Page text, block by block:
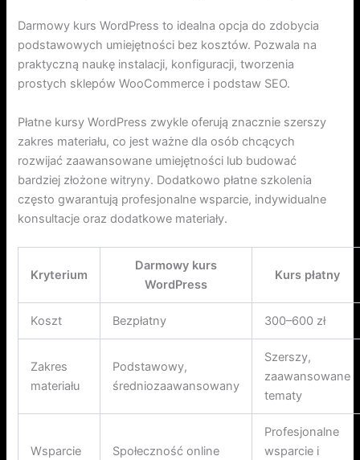
Darmowy kurs WordPress to idealna opcja do zdobycia
podstawowych umiejętności bez kosztów. Pozwala na
praktyczną naukę instalacji, konfiguracji, tworzenia
prostych sklepów WooCommerce i podstaw SEO.
Płatne kursy WordPress zwykle oferują znacznie szerszy
zakres materiału, co jest ważne dla osób chcących
rozwijać zaawansowane umiejętności lub budować
bardziej złożone witryny. Dodatkowo płatne szkolenia
często gwarantują profesjonalne wsparcie, indywidualne
konsultacje oraz dodatkowe materiały.
Kryterium
Darmowy kurs
WordPress
Kurs płatny
Koszt Bezpłatny 300–600 zł
Zakres
materiału
Podstawowy,
średniozaawansowany
Szerszy,
zaawansowane
tematy
Wsparcie Społeczność online
Profesjonalne
wsparcie i